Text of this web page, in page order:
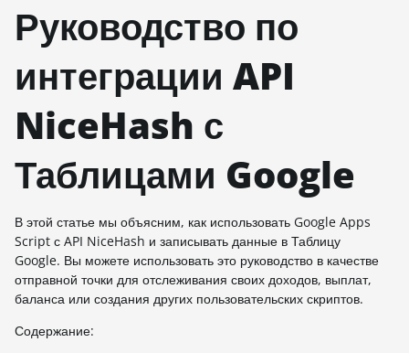
Руководство по
интеграции API
NiceHash с
Таблицами Google
В этой статье мы объясним, как использовать Google Apps
Script с API NiceHash и записывать данные в Таблицу
Google. Вы можете использовать это руководство в качестве
отправной точки для отслеживания своих доходов, выплат,
баланса или создания других пользовательских скриптов.
Содержание: